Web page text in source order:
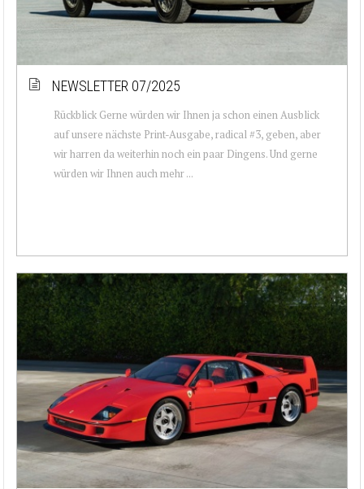
NEWSLETTER 07/2025
Rückblick Gerne würden wir Ihnen ja schon einen Ausblick
auf unsere nächste Print-Ausgabe, radical #3, geben, aber
wir harren da weiterhin noch ein paar Dingens. Und gerne
würden wir Ihnen auch mehr ...